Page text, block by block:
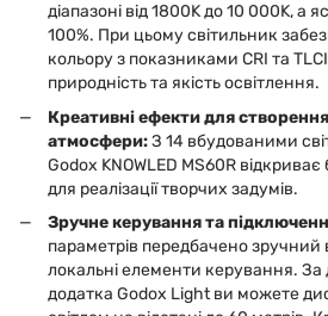
діапазоні від 1800K до 10 000K, а
100%. При цьому світильник
кольору з показниками CRI та
природність та якість освітлення.
Креативні ефекти для створення
атмосфери:З 14 вбудованими
Godox KNOWLED MS60R
для реалізації творчих задумів.
Зручне керування та
параметрів передбачено
локальні елементи керування.
додатка Godox Light ви можете